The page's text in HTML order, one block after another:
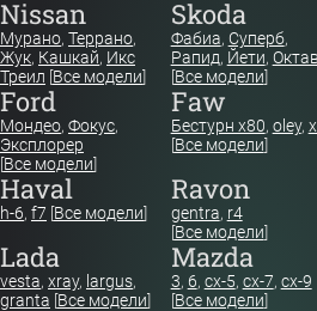
Nissan
Мурано, Террано,
Жук, Кашкай, Икс
Треил [Все модели]
Skoda
Фабиа, Суперб,
Рапид, Йети,
[Все модели]
Ford
Мондео, Фокус,
Эксплорер
[Все модели]
Faw
Бестурн х80, oley,
[Все модели]
Haval
h-6, f7 [Все модели]
Ravon
gentra, r4
[Все модели]
Lada
vesta, xray, largus,
granta [Все модели]
Mazda
3, 6, cx-5, cx-7, cx-9
[Все модели]